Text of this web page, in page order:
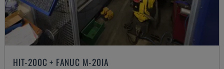
HIT-200C + FANUC M-20IA